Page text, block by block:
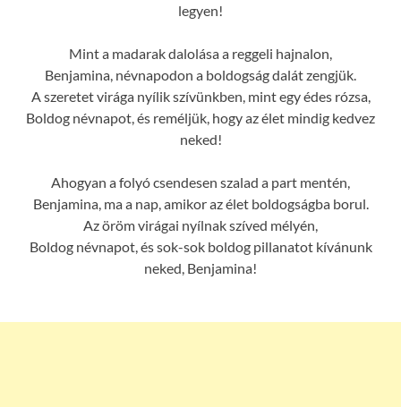
legyen!
Mint a madarak dalolása a reggeli hajnalon,
Benjamina, névnapodon a boldogság dalát zengjük.
A szeretet virága nyílik szívünkben, mint egy édes rózsa,
Boldog névnapot, és reméljük, hogy az élet mindig kedvez
neked!
Ahogyan a folyó csendesen szalad a part mentén,
Benjamina, ma a nap, amikor az élet boldogságba borul.
Az öröm virágai nyílnak szíved mélyén,
Boldog névnapot, és sok-sok boldog pillanatot kívánunk
neked, Benjamina!